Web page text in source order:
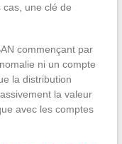
une clé de
commençant par
ni un compte
la distribution
la valeur
avec les comptes